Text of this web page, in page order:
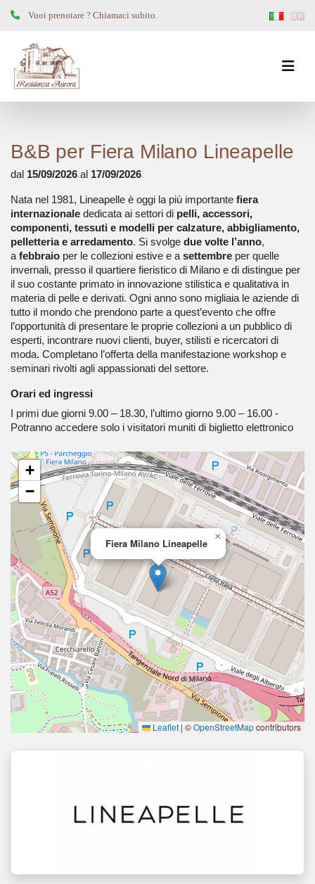
Vuoi prenotare ? Chiamaci subito.
B&B per Fiera Milano Lineapelle
dal 15/09/2026 al 17/09/2026
Nata nel 1981, Lineapelle è oggi la più importante fiera
internazionale dedicata ai settori di pelli, accessori,
componenti, tessuti e modelli per calzature, abbigliamento,
pelletteria e arredamento. Si svolge due volte l’anno,
a febbraio per le collezioni estive e a settembre per quelle
invernali, presso il quartiere fieristico di Milano e di distingue per
il suo costante primato in innovazione stilistica e qualitativa in
materia di pelle e derivati. Ogni anno sono migliaia le aziende di
tutto il mondo che prendono parte a quest’evento che offre
l’opportunità di presentare le proprie collezioni a un pubblico di
esperti, incontrare nuovi clienti, buyer, stilisti e ricercatori di
moda. Completano l’offerta della manifestazione workshop e
seminari rivolti agli appassionati del settore.
Orari ed ingressi
I primi due giorni 9.00 – 18.30, l’ultimo giorno 9.00 – 16.00 -
Potranno accedere solo i visitatori muniti di biglietto elettronico
Fiera Milano Lineapelle
×
+
−
Leaflet |©OpenStreetMapcontributors